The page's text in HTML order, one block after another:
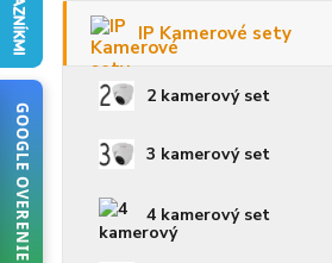
IP Kamerové sety
2 kamerový set
3 kamerový set
4 kamerový set
GOOGLE OVERENIE